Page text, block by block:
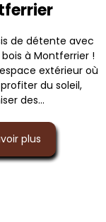
de détente avec
à Montferrier !
extérieur où
du soleil,
des...
plus